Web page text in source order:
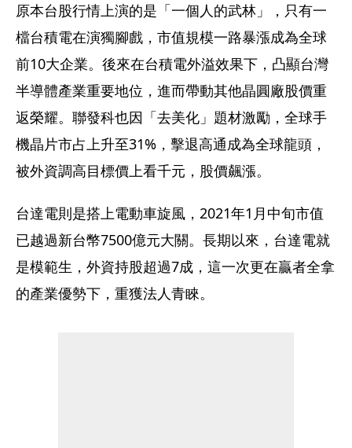
原本台股行情上演的是「一個人的武林」，只有一
檔台積電在演獨腳戲，市值規模一路暴漲成為全球
前10大企業。後來在台積電外溢效果下，凸顯台灣
半導體產業重要地位，進而帶動其他晶圓廠股價重
返榮耀。聯發科也因「去美化」題材激勵，全球手
機晶片市占上升至31%，擊退高通成為全球龍頭，
被外資調高目標價上看千元，股價飆漲。
台達電則是搭上電動車旋風，2021年1月中旬市值
已越過新台幣7500億元大關。長期以來，台達電就
是模範生，外資持股超過7成，這一次更在贏者全拿
的產業優勢下，重獲法人青睞。